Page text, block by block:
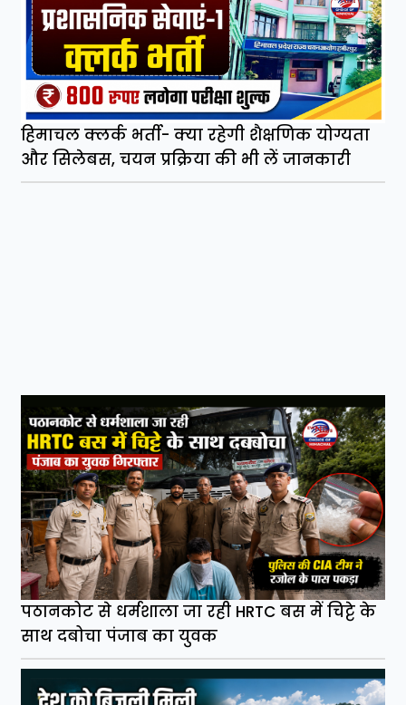
हिमाचल क्लर्क भर्ती- क्या रहेगी शैक्षणिक योग्यता
और सिलेबस, चयन प्रक्रिया की भी लें जानकारी
पठानकोट से धर्मशाला जा रही HRTC बस में चिट्टे के
साथ दबोचा पंजाब का युवक